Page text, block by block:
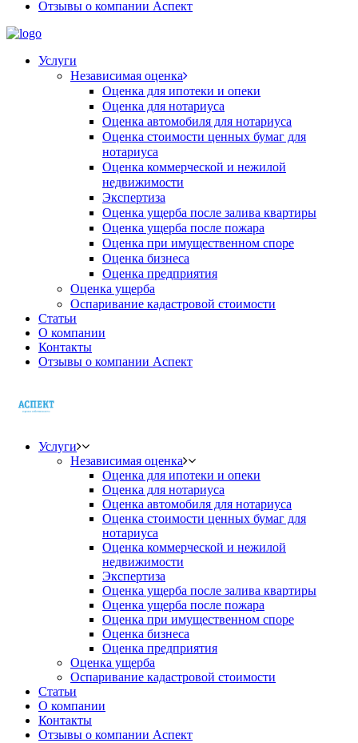
Отзывы о компании Аспект
Услуги
Независимая оценка
Оценка для ипотеки и опеки
Оценка для нотариуса
Оценка автомобиля для нотариуса
Оценка стоимости ценных бумаг для
нотариуса
Оценка коммерческой и нежилой
недвижимости
Экспертиза
Оценка ущерба после залива квартиры
Оценка ущерба после пожара
Оценка при имущественном споре
Оценка бизнеса
Оценка предприятия
Оценка ущерба
Оспаривание кадастровой стоимости
Статьи
О компании
Контакты
Отзывы о компании Аспект
Услуги
Независимая оценка
Оценка для ипотеки и опеки
Оценка для нотариуса
Оценка автомобиля для нотариуса
Оценка стоимости ценных бумаг для
нотариуса
Оценка коммерческой и нежилой
недвижимости
Экспертиза
Оценка ущерба после залива квартиры
Оценка ущерба после пожара
Оценка при имущественном споре
Оценка бизнеса
Оценка предприятия
Оценка ущерба
Оспаривание кадастровой стоимости
Статьи
О компании
Контакты
Отзывы о компании Аспект